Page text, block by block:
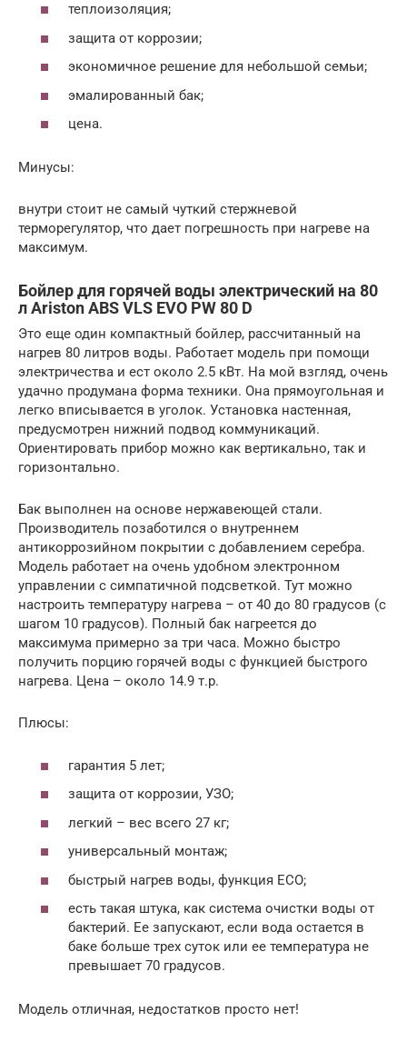
теплоизоляция;
защита от коррозии;
экономичное решение для небольшой семьи;
эмалированный бак;
цена.
Минусы:
внутри стоит не самый чуткий стержневой
терморегулятор, что дает погрешность при нагреве на
максимум.
Бойлер для горячей воды электрический на 80
л Ariston ABS VLS EVO PW 80 D
Это еще один компактный бойлер, рассчитанный на
нагрев 80 литров воды. Работает модель при помощи
электричества и ест около 2.5 кВт. На мой взгляд, очень
удачно продумана форма техники. Она прямоугольная и
легко вписывается в уголок. Установка настенная,
предусмотрен нижний подвод коммуникаций.
Ориентировать прибор можно как вертикально, так и
горизонтально.
Бак выполнен на основе нержавеющей стали.
Производитель позаботился о внутреннем
антикоррозийном покрытии с добавлением серебра.
Модель работает на очень удобном электронном
управлении с симпатичной подсветкой. Тут можно
настроить температуру нагрева – от 40 до 80 градусов (с
шагом 10 градусов). Полный бак нагреется до
максимума примерно за три часа. Можно быстро
получить порцию горячей воды с функцией быстрого
нагрева. Цена – около 14.9 т.р.
Плюсы:
гарантия 5 лет;
защита от коррозии, УЗО;
легкий – вес всего 27 кг;
универсальный монтаж;
быстрый нагрев воды, функция ЕСО;
есть такая штука, как система очистки воды от
бактерий. Ее запускают, если вода остается в
баке больше трех суток или ее температура не
превышает 70 градусов.
Модель отличная, недостатков просто нет!